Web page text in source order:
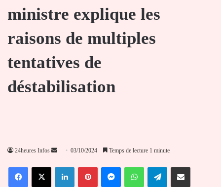
ministre explique les
raisons de multiples
tentatives de
déstabilisation
24heures Infos
Envoyer
courriel
03/10/2024 Temps de lecture 1 minute
FacebookX LinkedinPinterestMessengerWhatsAppTelegramPartager par email